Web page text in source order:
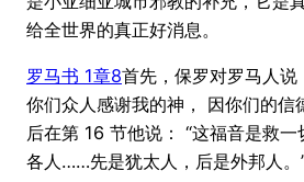
给全世界的真正好消息。
罗马书 1章8首先，保罗对罗马人说
你们众人感谢我的神， 因你们的信
后在第 16 节他说： “这福音是救
各人……先是犹太人，后是外邦人。